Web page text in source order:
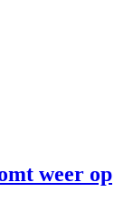
weer op